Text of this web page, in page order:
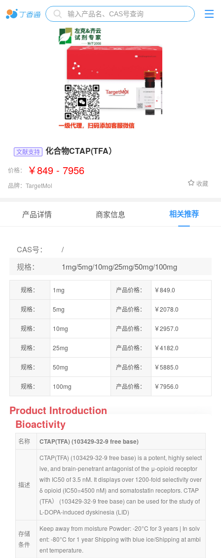
文献支持 化合物CTAP(TFA）
价格： ￥849 - 7956
品牌： TargetMol 收藏
产品详情 商家信息 相关推荐
CAS号：
/
规格： 1mg/5mg/10mg/25mg/50mg/100mg
规格： 1mg 产品价格： ￥849.0
规格： 5mg 产品价格： ￥2078.0
规格： 10mg 产品价格： ￥2957.0
规格： 25mg 产品价格： ￥4182.0
规格： 50mg 产品价格： ￥5885.0
规格： 100mg 产品价格： ￥7956.0
Product Introduction
Bioactivity
名称 CTAP(TFA) (103429-32-9 free base)
描述
CTAP(TFA) (103429-32-9 free base) is a potent, highly select
ive, and brain-penetrant antagonist of the μ-opioid receptor
with IC50 of 3.5 nM. It displays over 1200-fold selectivity over
δ opioid (IC50=4500 nM) and somatostatin receptors. CTAP
(TFA） (103429-32-9 free base) can be used for the study of
L-DOPA-induced dyskinesia (LID)
存储
条件
Keep away from moisture Powder: -20°C for 3 years | In solv
ent: -80°C for 1 year Shipping with blue ice/Shipping at ambi
ent temperature.